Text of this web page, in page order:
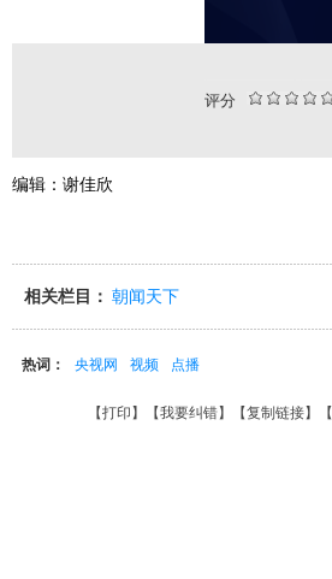
评分
编辑：谢佳欣
相关栏目： 朝闻天下
热词： 央视网 视频 点播
【打印 】【我要纠错】【复制链接】【